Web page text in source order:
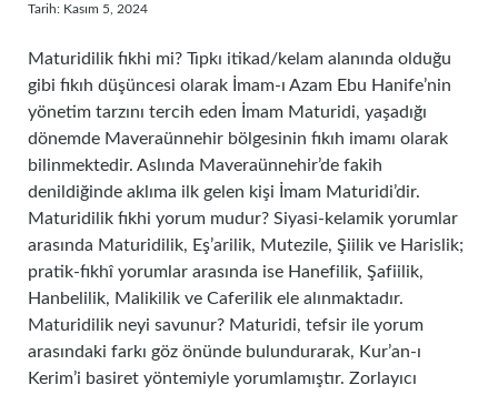
Tarih: Kasım 5, 2024
Maturidilik fıkhi mi? Tıpkı itikad/kelam alanında olduğu
gibi fıkıh düşüncesi olarak İmam-ı Azam Ebu Hanife’nin
yönetim tarzını tercih eden İmam Maturidi, yaşadığı
dönemde Maveraünnehir bölgesinin fıkıh imamı olarak
bilinmektedir. Aslında Maveraünnehir’de fakih
denildiğinde aklıma ilk gelen kişi İmam Maturidi’dir.
Maturidilik fıkhi yorum mudur? Siyasi-kelamik yorumlar
arasında Maturidilik, Eş’arilik, Mutezile, Şiilik ve Harislik;
pratik-fıkhî yorumlar arasında ise Hanefilik, Şafiilik,
Hanbelilik, Malikilik ve Caferilik ele alınmaktadır.
Maturidilik neyi savunur? Maturidi, tefsir ile yorum
arasındaki farkı göz önünde bulundurarak, Kur’an-ı
Kerim’i basiret yöntemiyle yorumlamıştır. Zorlayıcı